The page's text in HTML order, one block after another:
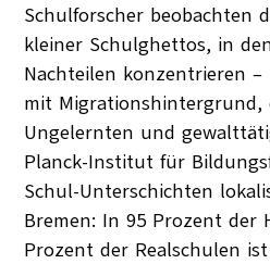
Schulforscher beobachten
kleiner Schulghettos, in
Nachteilen konzentrieren
mit Migrationshintergrund,
Ungelernten und
Planck-Institut für
Schul-Unterschichten
Bremen: In 95 Prozent der
Prozent der Realschulen